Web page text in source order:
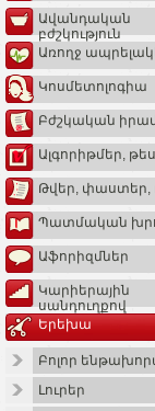
Ավանդական
բժշկություն
Առողջ
Կոսմետոլոգիա
Բժշկական
Ալգորիթմեր,
Թվեր, փաստեր,
Պատմական
Աֆորիզմներ
Կարիերային
սանդուղքով
Երեխա
Բոլոր
Լուրեր